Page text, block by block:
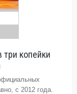
копейки
с 2012 года.